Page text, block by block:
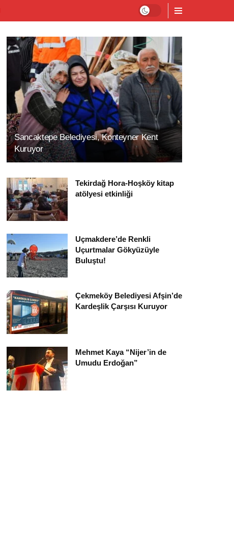
Sancaktepe Belediyesi, Konteyner Kent
Kuruyor
Tekirdağ Hora-Hoşköy kitap
atölyesi etkinliği
Uçmakdere’de Renkli
Uçurtmalar Gökyüzüyle
Buluştu!
Çekmeköy Belediyesi Afşin’de
Kardeşlik Çarşısı Kuruyor
Mehmet Kaya “Nijer’in de
Umudu Erdoğan”